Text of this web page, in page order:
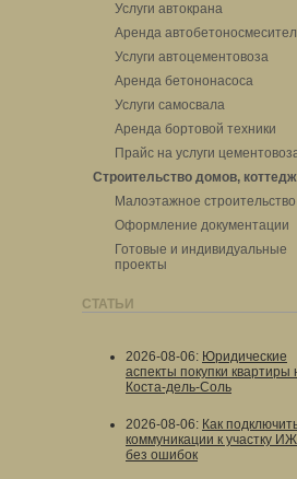
Услуги автокрана
Аренда
Услуги автоцементовоза
Аренда бетононасоса
Услуги самосвала
Аренда бортовой техники
Прайс на услуги
Строительство домов,
Малоэтажное строительство
Оформление документации
Готовые и индивидуальные
проекты
СТАТЬИ
2026-08-06: Юридические
аспекты покупки квартиры
Коста-дель-Соль
2026-08-06: Как
коммуникации к участку
без ошибок